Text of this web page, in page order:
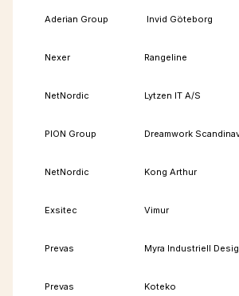
Aderian Group Invid Göteborg
Nexer Rangeline
NetNordic Lytzen IT A/S
PION Group Dreamwork
NetNordic Kong Arthur
Exsitec Vimur
Prevas Myra Industriell
Prevas Koteko